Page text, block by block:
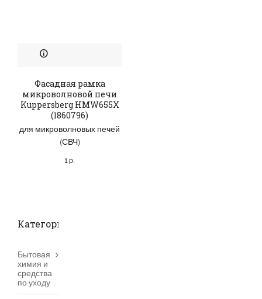
Фасадная рамка
микроволновой печи
Kuppersberg HMW655X
(1860796)
для микроволновых печей
(СВЧ)
1р.
Категории товаров
Бытовая
химия и
средства
по уходу